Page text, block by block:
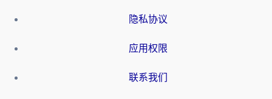
隐私协议
应用权限
联系我们